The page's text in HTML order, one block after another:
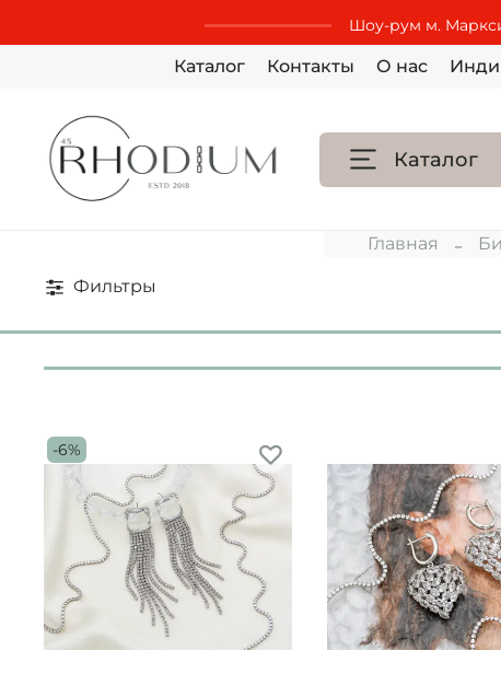
Шоу-рум м.
Каталог Контакты О нас
Каталог
Главная
Фильтры
-6%